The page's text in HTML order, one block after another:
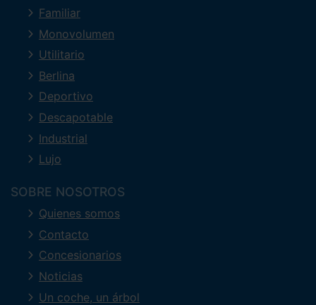
Familiar
Monovolumen
Utilitario
Berlina
Deportivo
Descapotable
Industrial
Lujo
SOBRE NOSOTROS
Quienes somos
Contacto
Concesionarios
Noticias
Un coche, un árbol